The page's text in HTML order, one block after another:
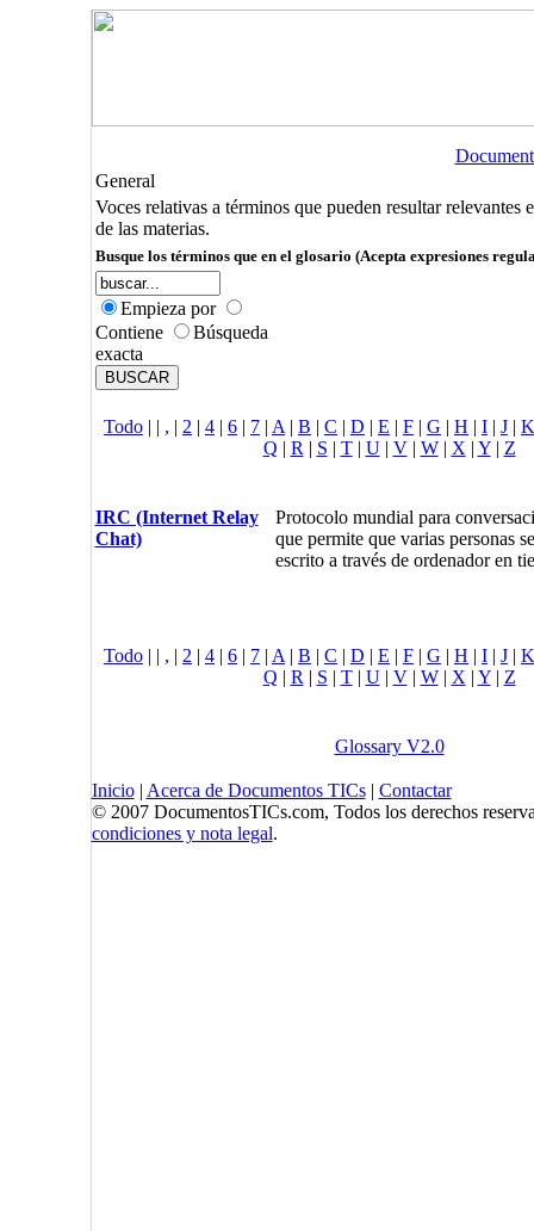
General
Voces relativas a términos que pueden resultar relevantes
de las materias.
Busque los términos que en el glosario (Acepta expresiones
Empieza por
Contiene
Búsqueda
exacta
Todo | | , | 2 | 4 | 6 | 7 | A | B | C | D | E | F | G | H | I | J | K
Q | R | S | T| U| V| W| X | Y| Z
IRC (Internet Relay
Chat)
Protocolo mundial para
que permite que varias personas
escrito a través de ordenador en
Todo | | , | 2 | 4 | 6 | 7 | A | B | C | D | E | F | G | H | I | J | K
Q | R | S | T| U| V| W| X | Y| Z
Glossary V2.0
Inicio| Acerca de Documentos TICs| Contactar
© 2007 DocumentosTICs.com, Todos los derechos
condiciones y nota legal.